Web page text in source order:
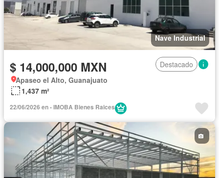
Nave Industrial
$ 14,000,000 MXN
Destacado
Apaseo el Alto, Guanajuato
1,437 m²
22/06/2026 en - IMOBA Bienes Raices